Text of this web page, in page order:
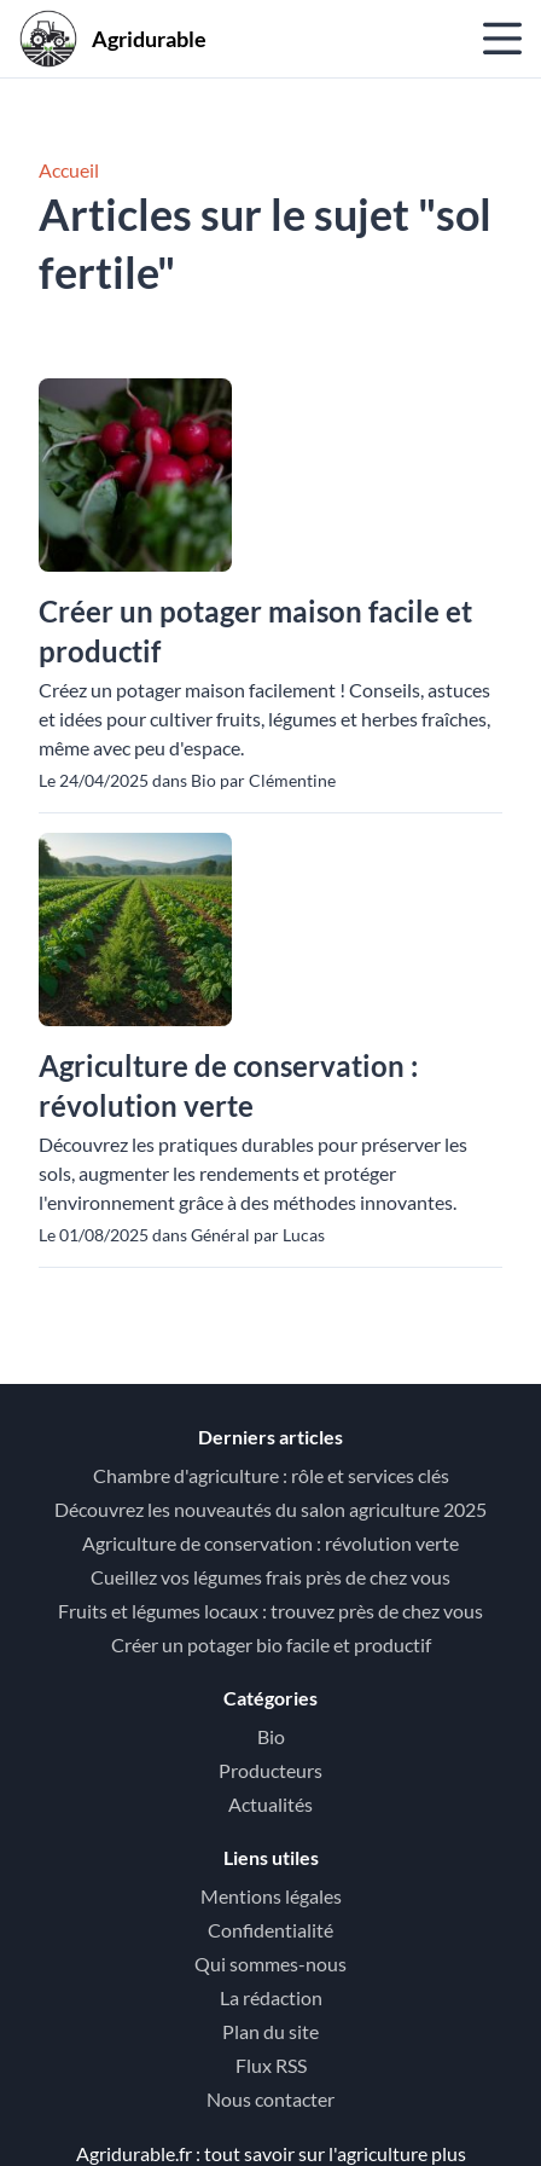
Agridurable
Accueil
Articles sur le sujet "sol
fertile"
Créer un potager maison facile et
productif
Créez un potager maison facilement ! Conseils, astuces
et idées pour cultiver fruits, légumes et herbes fraîches,
même avec peu d'espace.
Le 24/04/2025 dans Bio par Clémentine
Agriculture de conservation :
révolution verte
Découvrez les pratiques durables pour préserver les
sols, augmenter les rendements et protéger
l'environnement grâce à des méthodes innovantes.
Le 01/08/2025 dans Général par Lucas
Derniers articles
Chambre d'agriculture : rôle et services clés
Découvrez les nouveautés du salon agriculture 2025
Agriculture de conservation : révolution verte
Cueillez vos légumes frais près de chez vous
Fruits et légumes locaux : trouvez près de chez vous
Créer un potager bio facile et productif
Catégories
Bio
Producteurs
Actualités
Liens utiles
Mentions légales
Confidentialité
Qui sommes-nous
La rédaction
Plan du site
Flux RSS
Nous contacter
Agridurable.fr : tout savoir sur l'agriculture plus